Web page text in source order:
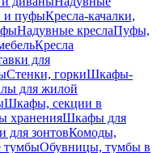
и пуфыКресла-качалки,
Надувные креслаПуфы,
Кресла
для
Стенки, горкиШкафы-
для жилой
Шкафы, секции в
храненияШкафы для
для зонтовКомоды,
тумбыОбувницы, тумбы в